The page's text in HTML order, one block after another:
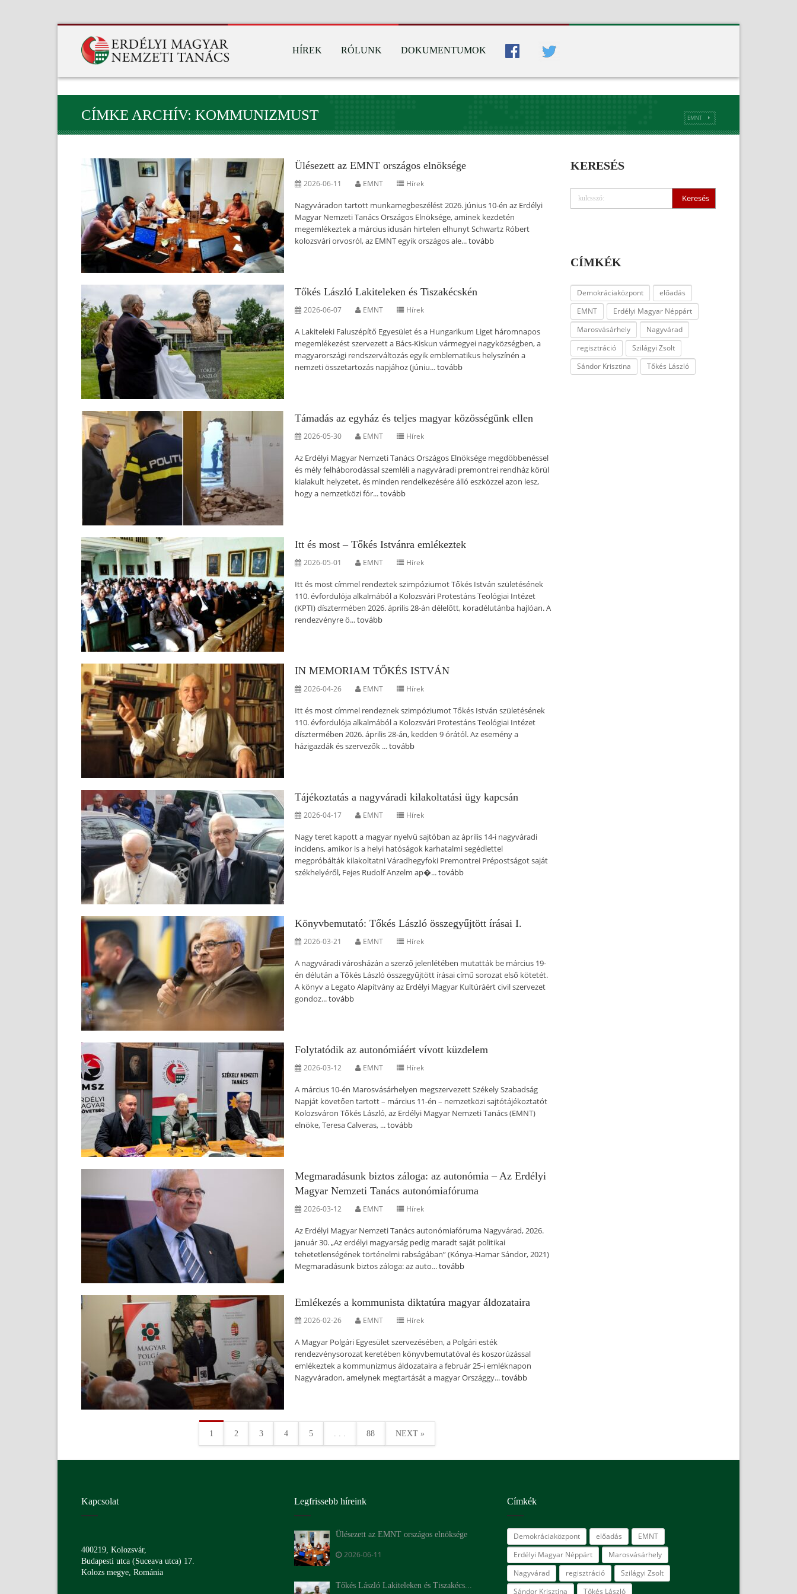
HÍREK RÓLUNK DOKUMENTUMOK
CÍMKE ARCHÍV: KOMMUNIZMUST EMNT
Ülésezett az EMNT országos elnöksége
2026-06-11 EMNT Hírek
Nagyváradon tartott munkamegbeszélést 2026. június 10-én az Erdélyi
Magyar Nemzeti Tanács Országos Elnöksége, aminek kezdetén
megemlékeztek a március idusán hirtelen elhunyt Schwartz Róbert
kolozsvári orvosról, az EMNT egyik országos ale...tovább
Tőkés László Lakiteleken és Tiszakécskén
2026-06-07 EMNT Hírek
A Lakiteleki Faluszépítő Egyesület és a Hungarikum Liget háromnapos
megemlékezést szervezett a Bács-Kiskun vármegyei nagyközségben, a
magyarországi rendszerváltozás egyik emblematikus helyszínén a
nemzeti összetartozás napjához (júniu...tovább
Támadás az egyház és teljes magyar közösségünk ellen
2026-05-30 EMNT Hírek
Az Erdélyi Magyar Nemzeti Tanács Országos Elnöksége megdöbbenéssel
és mély felháborodással szemléli a nagyváradi premontrei rendház körül
kialakult helyzetet, és minden rendelkezésére álló eszközzel azon lesz,
hogy a nemzetközi fór...tovább
Itt és most – Tőkés Istvánra emlékeztek
2026-05-01 EMNT Hírek
Itt és most címmel rendeztek szimpóziumot Tőkés István születésének
110. évfordulója alkalmából a Kolozsvári Protestáns Teológiai Intézet
(KPTI) dísztermében 2026. április 28-án délelőtt, koradélutánba hajlóan. A
rendezvényre ö...tovább
IN MEMORIAM TŐKÉS ISTVÁN
2026-04-26 EMNT Hírek
Itt és most címmel rendeznek szimpóziumot Tőkés István születésének
110. évfordulója alkalmából a Kolozsvári Protestáns Teológiai Intézet
dísztermében 2026. április 28-án, kedden 9 órától. Az esemény a
házigazdák és szervezők ...tovább
Tájékoztatás a nagyváradi kilakoltatási ügy kapcsán
2026-04-17 EMNT Hírek
Nagy teret kapott a magyar nyelvű sajtóban az április 14-i nagyváradi
incidens, amikor is a helyi hatóságok karhatalmi segédlettel
megpróbálták kilakoltatni Váradhegyfoki Premontrei Prépostságot saját
székhelyéről, Fejes Rudolf Anzelm ap�...tovább
Könyvbemutató: Tőkés László összegyűjtött írásai I.
2026-03-21 EMNT Hírek
A nagyváradi városházán a szerző jelenlétében mutatták be március 19-
én délután a Tőkés László összegyűjtött írásai című sorozat első kötetét.
A könyv a Legato Alapítvány az Erdélyi Magyar Kultúráért civil szervezet
gondoz...tovább
Folytatódik az autonómiáért vívott küzdelem
2026-03-12 EMNT Hírek
A március 10-én Marosvásárhelyen megszervezett Székely Szabadság
Napját követően tartott – március 11-én – nemzetközi sajtótájékoztatót
Kolozsváron Tőkés László, az Erdélyi Magyar Nemzeti Tanács (EMNT)
elnöke, Teresa Calveras, ...tovább
Megmaradásunk biztos záloga: az autonómia – Az Erdélyi
Magyar Nemzeti Tanács autonómiafóruma
2026-03-12 EMNT Hírek
Az Erdélyi Magyar Nemzeti Tanács autonómiafóruma Nagyvárad, 2026.
január 30. „Az erdélyi magyarság pedig maradt saját politikai
tehetetlenségének történelmi rabságában” (Kónya-Hamar Sándor, 2021)
Megmaradásunk biztos záloga: az auto...tovább
Emlékezés a kommunista diktatúra magyar áldozataira
2026-02-26 EMNT Hírek
A Magyar Polgári Egyesület szervezésében, a Polgári esték
rendezvénysorozat keretében könyvbemutatóval és koszorúzással
emlékeztek a kommunizmus áldozataira a február 25-i emléknapon
Nagyváradon, amelynek megtartását a magyar Országgy...tovább
1 2 3 4 5 . . . 88 NEXT »
KERESÉS
CÍMKÉK
Demokráciaközpont
előadás
EMNT
Erdélyi Magyar Néppárt
Marosvásárhely
Nagyvárad
regisztráció
Szilágyi Zsolt
Sándor Krisztina
Tőkés László
Kapcsolat
400219, Kolozsvár,
Budapesti utca (Suceava utca) 17.
Kolozs megye, Románia
Legfrissebb híreink
Ülésezett az EMNT országos elnöksége
2026-06-11
Tőkés László Lakiteleken és Tiszakécs...
Címkék
Demokráciaközpont előadás
EMNT
Erdélyi Magyar Néppárt
Marosvásárhely
Nagyvárad
regisztráció
Szilágyi Zsolt
Sándor Krisztina
Tőkés László